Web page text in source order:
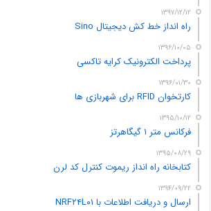
۱۳۹۷/۱۲/۱۲
راه انداز خط کش دیجیتال Sino
۱۳۹۶/۱۰/۰۵
پرداخت الکترونیک کرایه تاکسی
۱۳۹۶/۰۱/۳۰
کارتخوان RFID برای شهربازی ها
۱۳۹۵/۱۰/۱۲
فرکانس متر ۱ گیگاهرتز
۱۳۹۵/۰۸/۲۹
کتابخانه راه انداز ریموت کنترل کد لرن
۱۳۹۴/۰۹/۲۲
ارسال و دریافت اطلاعات با NRF۲۴L۰۱